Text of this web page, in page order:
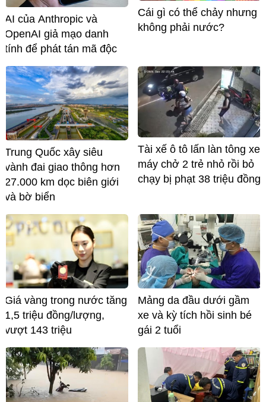
AI của Anthropic và
OpenAI giả mạo danh
tính để phát tán mã độc
Cái gì có thể chảy nhưng
không phải nước?
Trung Quốc xây siêu
vành đai giao thông hơn
27.000 km dọc biên giới
và bờ biển
Tài xế ô tô lấn làn tông xe
máy chở 2 trẻ nhỏ rồi bỏ
chạy bị phạt 38 triệu đồng
Giá vàng trong nước tăng
1,5 triệu đồng/lượng,
vượt 143 triệu
Mảng da đầu dưới gầm
xe và kỳ tích hồi sinh bé
gái 2 tuổi